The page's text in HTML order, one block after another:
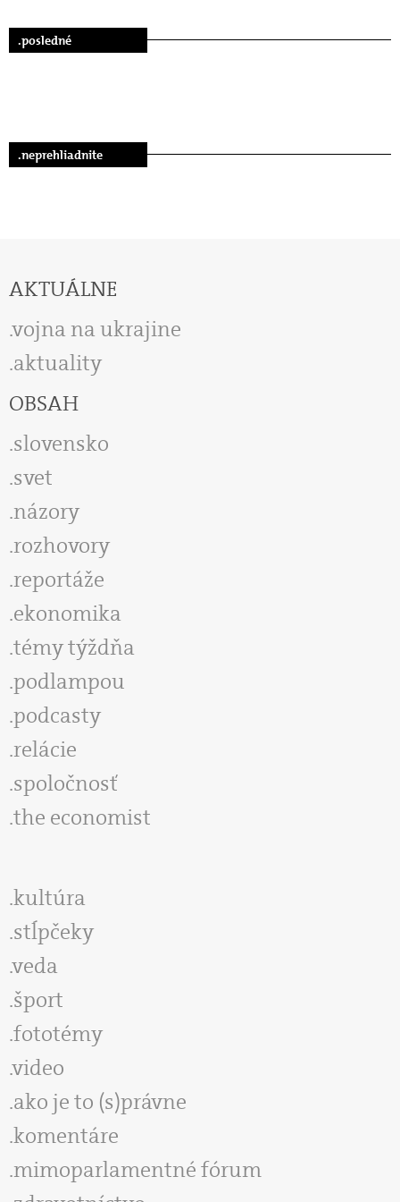
.posledné
.neprehliadnite
AKTUÁLNE
vojna na ukrajine
aktuality
OBSAH
slovensko
svet
názory
rozhovory
reportáže
ekonomika
témy týždňa
podlampou
podcasty
relácie
spoločnosť
the economist
kultúra
stĺpčeky
veda
šport
fototémy
video
ako je to (s)právne
komentáre
mimoparlamentné fórum